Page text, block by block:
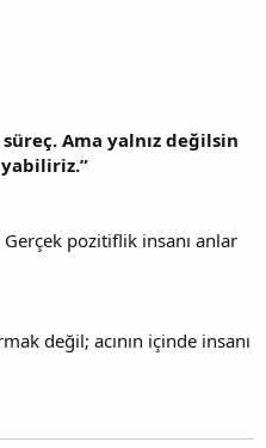
Ama yalnız değilsin
pozitiflik insanı anlar
değil; acının içinde insanı